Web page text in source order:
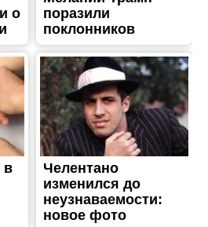
закликають
зробити
Fi для містян